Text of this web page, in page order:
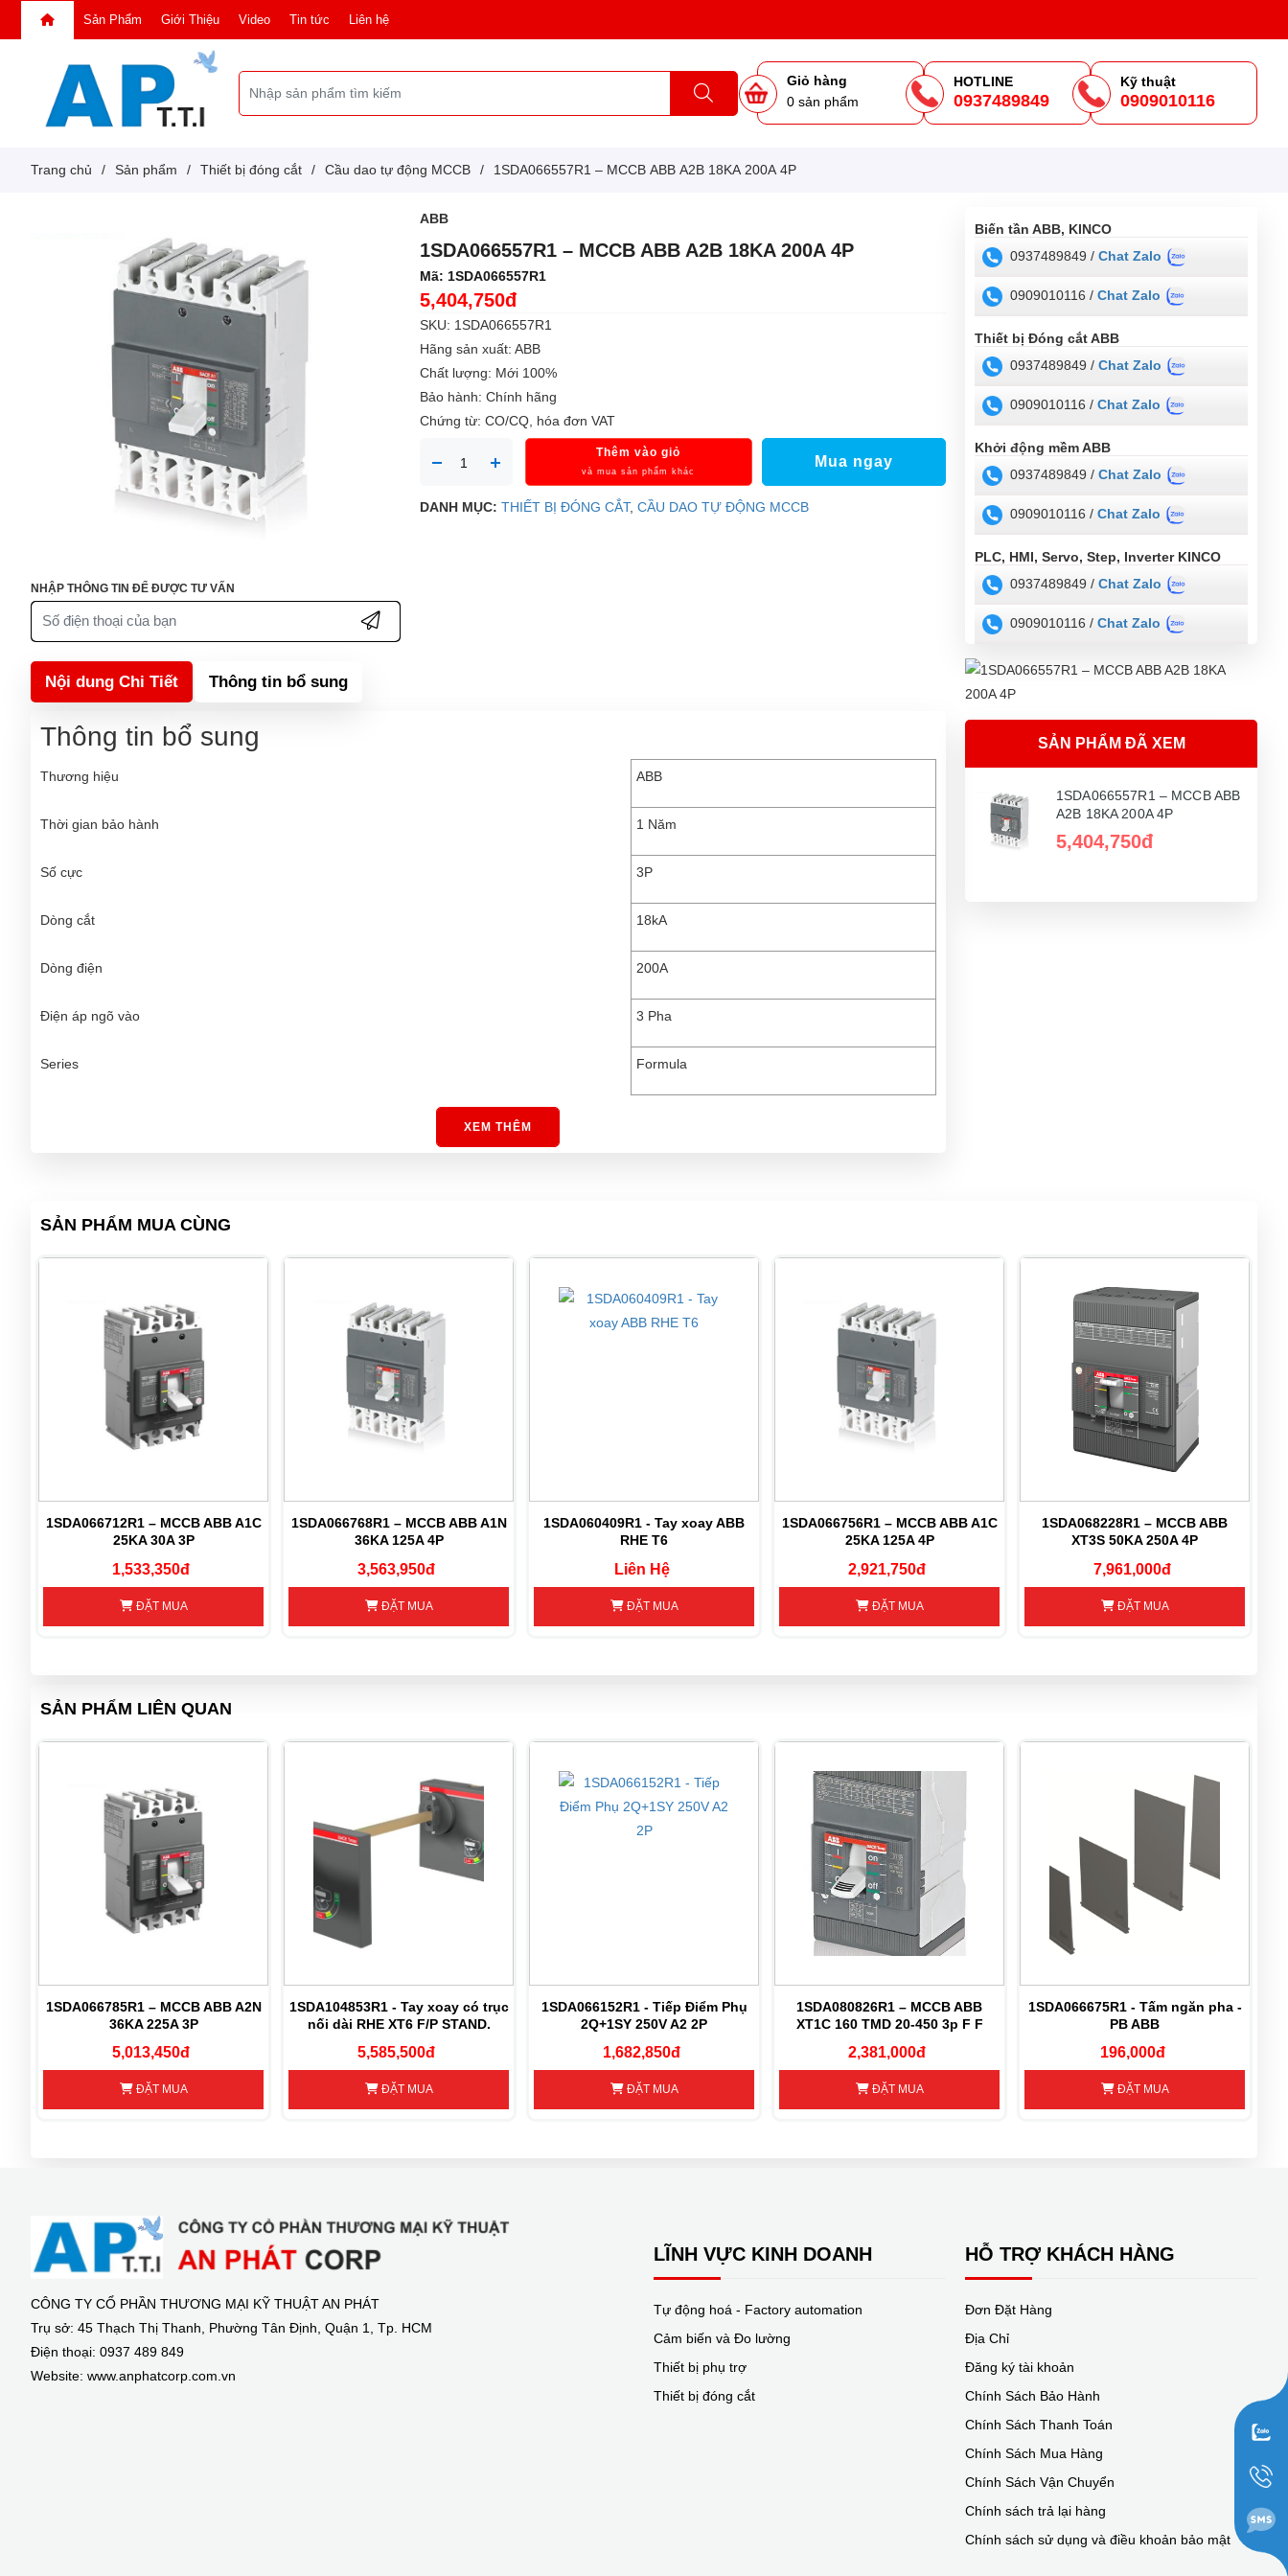
Sản Phẩm Giới Thiệu Video Tin tức Liên hệ
Giỏ hàng
0 sản phẩm
HOTLINE
0937489849
Kỹ thuật
0909010116
Trang chủ / Sản phẩm / Thiết bị đóng cắt / Cầu dao tự động MCCB / 1SDA066557R1 – MCCB ABB A2B 18KA 200A 4P
NHẬP THÔNG TIN ĐỂ ĐƯỢC TƯ VẤN
ABB
1SDA066557R1 – MCCB ABB A2B 18KA 200A 4P
Mã: 1SDA066557R1
5,404,750đ
SKU: 1SDA066557R1
Hãng sản xuất: ABB
Chất lượng: Mới 100%
Bảo hành: Chính hãng
Chứng từ: CO/CQ, hóa đơn VAT
Thêm vào giỏ
và mua sản phẩm khác
Mua ngay
DANH MỤC:THIẾT BỊ ĐÓNG CẮT,CẦU DAO TỰ ĐỘNG MCCB
Nội dung Chi Tiết Thông tin bổ sung
Thông tin bổ sung
Thương hiệu ABB
Thời gian bảo hành 1 Năm
Số cực 3P
Dòng cắt 18kA
Dòng điện 200A
Điện áp ngõ vào 3 Pha
Series Formula
XEM THÊM
Biến tần ABB, KINCO
0937489849 / Chat Zalo
0909010116 / Chat Zalo
Thiết bị Đóng cắt ABB
0937489849 / Chat Zalo
0909010116 / Chat Zalo
Khởi động mềm ABB
0937489849 / Chat Zalo
0909010116 / Chat Zalo
PLC, HMI, Servo, Step, Inverter KINCO
0937489849 / Chat Zalo
0909010116 / Chat Zalo
SẢN PHẨM ĐÃ XEM
1SDA066557R1 – MCCB ABB
A2B 18KA 200A 4P
5,404,750đ
SẢN PHẨM MUA CÙNG
1SDA066712R1 – MCCB ABB A1C
25KA 30A 3P
1,533,350đ
ĐẶT MUA
1SDA066768R1 – MCCB ABB A1N
36KA 125A 4P
3,563,950đ
ĐẶT MUA
1SDA060409R1 - Tay xoay ABB
RHE T6
Liên Hệ
ĐẶT MUA
1SDA066756R1 – MCCB ABB A1C
25KA 125A 4P
2,921,750đ
ĐẶT MUA
1SDA068228R1 – MCCB ABB
XT3S 50KA 250A 4P
7,961,000đ
ĐẶT MUA
SẢN PHẨM LIÊN QUAN
1SDA066785R1 – MCCB ABB A2N
36KA 225A 3P
5,013,450đ
ĐẶT MUA
1SDA104853R1 - Tay xoay có trục
nối dài RHE XT6 F/P STAND.
5,585,500đ
ĐẶT MUA
1SDA066152R1 - Tiếp Điểm Phụ
2Q+1SY 250V A2 2P
1,682,850đ
ĐẶT MUA
1SDA080826R1 – MCCB ABB
XT1C 160 TMD 20-450 3p F F
2,381,000đ
ĐẶT MUA
1SDA066675R1 - Tấm ngăn pha -
PB ABB
196,000đ
ĐẶT MUA
CÔNG TY CỔ PHẦN THƯƠNG MẠI KỸ THUẬT AN PHÁT
Trụ sở: 45 Thạch Thị Thanh, Phường Tân Định, Quận 1, Tp. HCM
Điện thoại: 0937 489 849
Website: www.anphatcorp.com.vn
LĨNH VỰC KINH DOANH
Tự động hoá - Factory automation
Cảm biến và Đo lường
Thiết bị phụ trợ
Thiết bị đóng cắt
HỖ TRỢ KHÁCH HÀNG
Đơn Đặt Hàng
Địa Chỉ
Đăng ký tài khoản
Chính Sách Bảo Hành
Chính Sách Thanh Toán
Chính Sách Mua Hàng
Chính Sách Vận Chuyển
Chính sách trả lại hàng
Chính sách sử dụng và điều khoản bảo mật